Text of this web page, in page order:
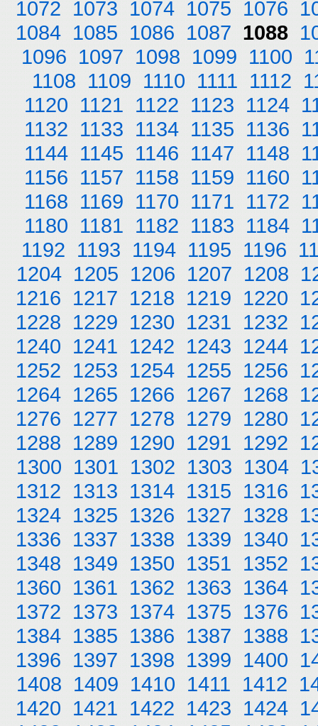
1072 1073 1074 1075 1076
1084 1085 1086 1087 1088
1096 1097 1098 1099 1100
1108 1109 1110 1111 1112
1120 1121 1122 1123 1124
1132 1133 1134 1135 1136
1144 1145 1146 1147 1148
1156 1157 1158 1159 1160
1168 1169 1170 1171 1172
1180 1181 1182 1183 1184
1192 1193 1194 1195 1196
1204 1205 1206 1207 1208
1216 1217 1218 1219 1220
1228 1229 1230 1231 1232
1240 1241 1242 1243 1244
1252 1253 1254 1255 1256
1264 1265 1266 1267 1268
1276 1277 1278 1279 1280
1288 1289 1290 1291 1292
1300 1301 1302 1303 1304
1312 1313 1314 1315 1316
1324 1325 1326 1327 1328
1336 1337 1338 1339 1340
1348 1349 1350 1351 1352
1360 1361 1362 1363 1364
1372 1373 1374 1375 1376
1384 1385 1386 1387 1388
1396 1397 1398 1399 1400
1408 1409 1410 1411 1412
1420 1421 1422 1423 1424